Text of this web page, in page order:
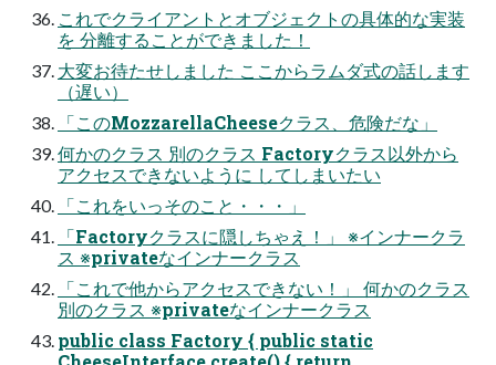
これでクライアントとオブジェクトの具体的な実装
を 分離することができました！
大変お待たせしました ここからラムダ式の話します
（遅い）
「このMozzarellaCheeseクラス、危険だな」
何かのクラス 別のクラス Factoryクラス以外から
アクセスできないように してしまいたい
「これをいっそのこと・・・」
「Factoryクラスに隠しちゃえ！」 ※インナークラ
ス ※privateなインナークラス
「これで他からアクセスできない！」 何かのクラス
別のクラス ※privateなインナークラス
public class Factory { public static